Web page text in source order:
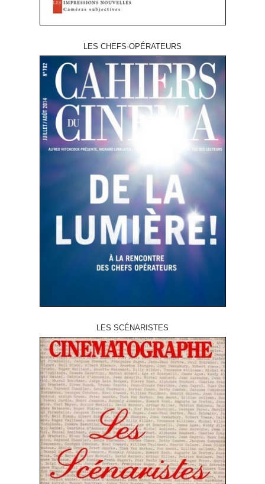
LES CHEFS-OPÉRATEURS
LES SCÉNARISTES